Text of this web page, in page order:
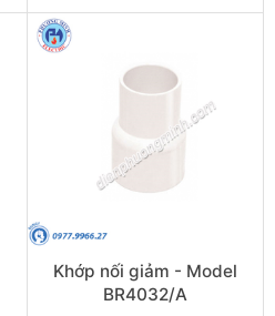
Khớp nối giảm - Model
BR4032/A